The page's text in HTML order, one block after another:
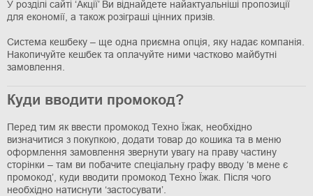
У розділі сайті ‘Акції’ Ви віднайдете найактуальніші пропозиції
для економії, а також розіграші цінних призів.
Система кешбеку – ще одна приємна опція, яку надає компанія.
Накопичуйте кешбек та оплачуйте ними частково майбутні
замовлення.
Куди вводити промокод?
Перед тим як ввести промокод Техно Їжак, необхідно
визначитися з покупкою, додати товар до кошика та в меню
оформлення замовлення звернути увагу на праву частину
сторінки – там ви побачите спеціальну графу вводу ‘в мене є
промокод’, куди вводити промокод Техно Їжак. Після чого
необхідно натиснути ‘застосувати’.